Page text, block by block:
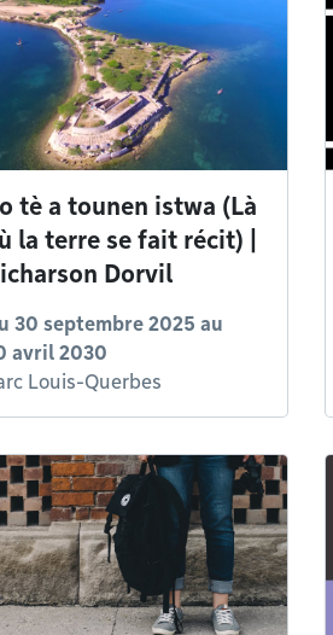
tè a tounen istwa (Là
la terre se fait récit) |
Dorvil
30 septembre 2025 au
avril 2030
Louis-Querbes